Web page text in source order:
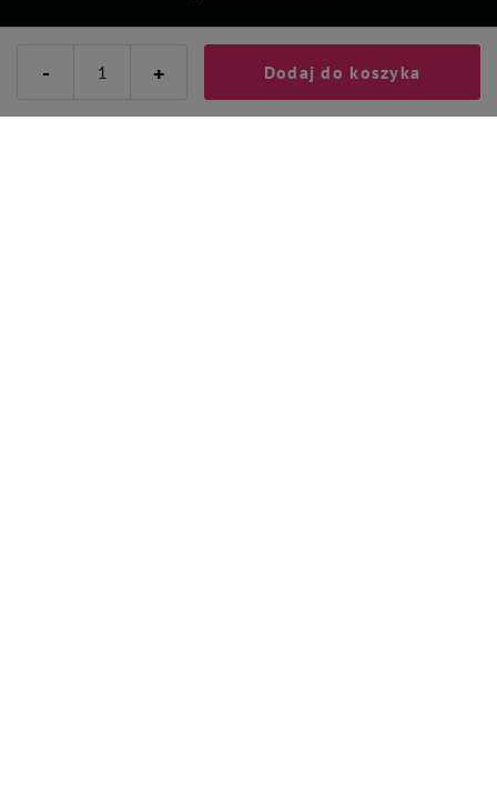
- + Dodaj do koszyka
Ważne informacje